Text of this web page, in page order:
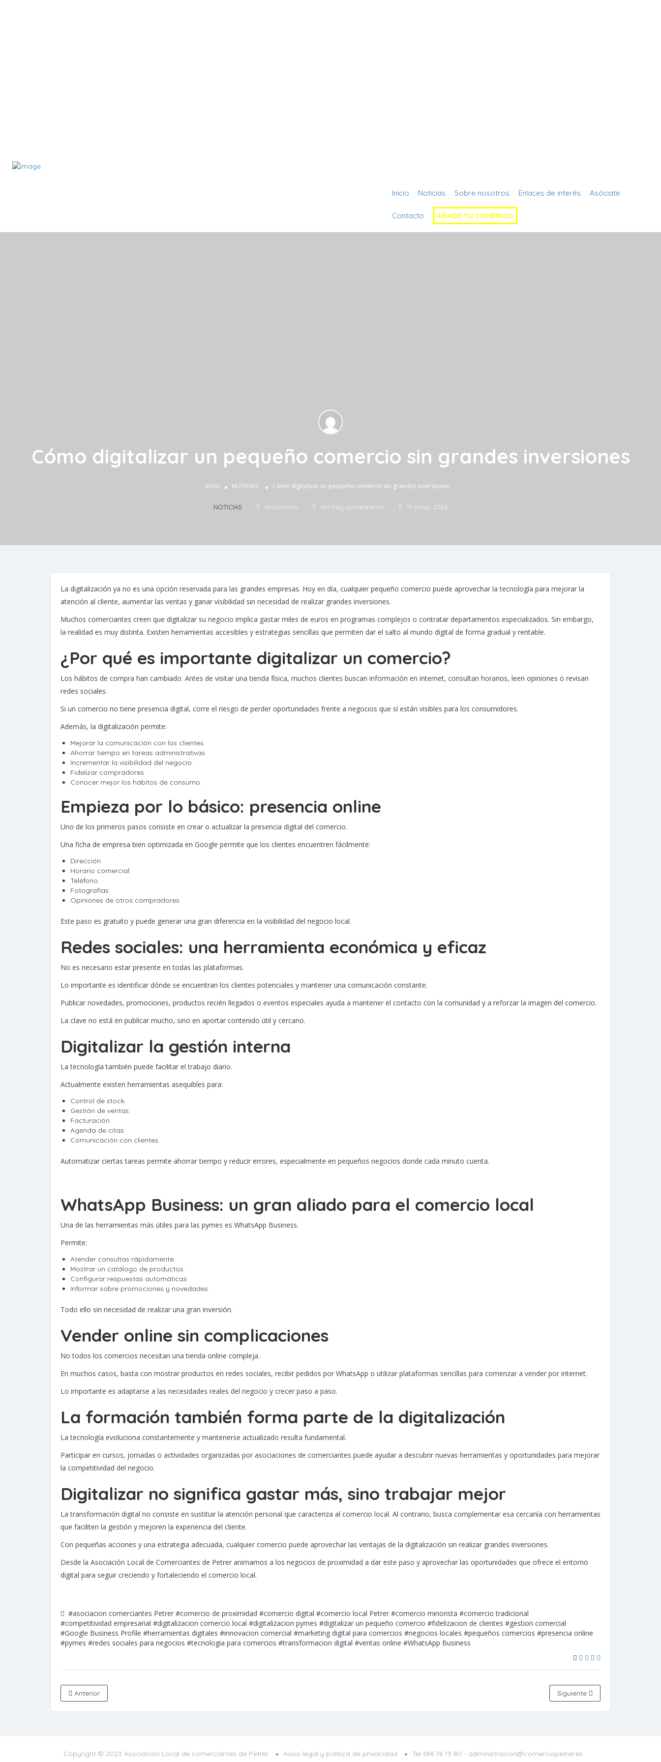
Inicio Noticias Sobre nosotros Enlaces de interés Asóciate
Contacto AÑADE TU COMERCIO
Cómo digitalizar un pequeño comercio sin grandes inversiones
Inicio NOTICIAS Cómo digitalizar un pequeño comercio sin grandes inversiones
NOTICIAS asociacion No hay comentarios 19 junio, 2026
La digitalización ya no es una opción reservada para las grandes empresas. Hoy en día, cualquier pequeño comercio puede aprovechar la tecnología para mejorar la
atención al cliente, aumentar las ventas y ganar visibilidad sin necesidad de realizar grandes inversiones.
Muchos comerciantes creen que digitalizar su negocio implica gastar miles de euros en programas complejos o contratar departamentos especializados. Sin embargo,
la realidad es muy distinta. Existen herramientas accesibles y estrategias sencillas que permiten dar el salto al mundo digital de forma gradual y rentable.
¿Por qué es importante digitalizar un comercio?
Los hábitos de compra han cambiado. Antes de visitar una tienda física, muchos clientes buscan información en internet, consultan horarios, leen opiniones o revisan
redes sociales.
Si un comercio no tiene presencia digital, corre el riesgo de perder oportunidades frente a negocios que sí están visibles para los consumidores.
Además, la digitalización permite:
Mejorar la comunicación con los clientes.
Ahorrar tiempo en tareas administrativas.
Incrementar la visibilidad del negocio.
Fidelizar compradores.
Conocer mejor los hábitos de consumo.
Empieza por lo básico: presencia online
Uno de los primeros pasos consiste en crear o actualizar la presencia digital del comercio.
Una ficha de empresa bien optimizada en Google permite que los clientes encuentren fácilmente:
Dirección.
Horario comercial.
Teléfono.
Fotografías.
Opiniones de otros compradores.
Este paso es gratuito y puede generar una gran diferencia en la visibilidad del negocio local.
Redes sociales: una herramienta económica y eficaz
No es necesario estar presente en todas las plataformas.
Lo importante es identificar dónde se encuentran los clientes potenciales y mantener una comunicación constante.
Publicar novedades, promociones, productos recién llegados o eventos especiales ayuda a mantener el contacto con la comunidad y a reforzar la imagen del comercio.
La clave no está en publicar mucho, sino en aportar contenido útil y cercano.
Digitalizar la gestión interna
La tecnología también puede facilitar el trabajo diario.
Actualmente existen herramientas asequibles para:
Control de stock.
Gestión de ventas.
Facturación.
Agenda de citas.
Comunicación con clientes.
Automatizar ciertas tareas permite ahorrar tiempo y reducir errores, especialmente en pequeños negocios donde cada minuto cuenta.
WhatsApp Business: un gran aliado para el comercio local
Una de las herramientas más útiles para las pymes es WhatsApp Business.
Permite:
Atender consultas rápidamente.
Mostrar un catálogo de productos.
Configurar respuestas automáticas.
Informar sobre promociones y novedades.
Todo ello sin necesidad de realizar una gran inversión.
Vender online sin complicaciones
No todos los comercios necesitan una tienda online compleja.
En muchos casos, basta con mostrar productos en redes sociales, recibir pedidos por WhatsApp o utilizar plataformas sencillas para comenzar a vender por internet.
Lo importante es adaptarse a las necesidades reales del negocio y crecer paso a paso.
La formación también forma parte de la digitalización
La tecnología evoluciona constantemente y mantenerse actualizado resulta fundamental.
Participar en cursos, jornadas o actividades organizadas por asociaciones de comerciantes puede ayudar a descubrir nuevas herramientas y oportunidades para mejorar
la competitividad del negocio.
Digitalizar no significa gastar más, sino trabajar mejor
La transformación digital no consiste en sustituir la atención personal que caracteriza al comercio local. Al contrario, busca complementar esa cercanía con herramientas
que faciliten la gestión y mejoren la experiencia del cliente.
Con pequeñas acciones y una estrategia adecuada, cualquier comercio puede aprovechar las ventajas de la digitalización sin realizar grandes inversiones.
Desde la Asociación Local de Comerciantes de Petrer animamos a los negocios de proximidad a dar este paso y aprovechar las oportunidades que ofrece el entorno
digital para seguir creciendo y fortaleciendo el comercio local.
#asociacion comerciantes Petrer #comercio de proximidad #comercio digital #comercio local Petrer #comercio minorista #comercio tradicional
#competitividad empresarial #digitalizacion comercio local #digitalizacion pymes #digitalizar un pequeño comercio #fidelizacion de clientes #gestion comercial
#Google Business Profile #herramientas digitales #innovacion comercial #marketing digital para comercios #negocios locales #pequeños comercios #presencia online
#pymes #redes sociales para negocios #tecnologia para comercios #transformacion digital #ventas online #WhatsApp Business
Anterior Siguiente
Copyright © 2023 Asociación Local de comerciantes de Petrer Aviso legal y política de privacidad Tel 696 76 13 80 - administracion@comerciopetrer.es